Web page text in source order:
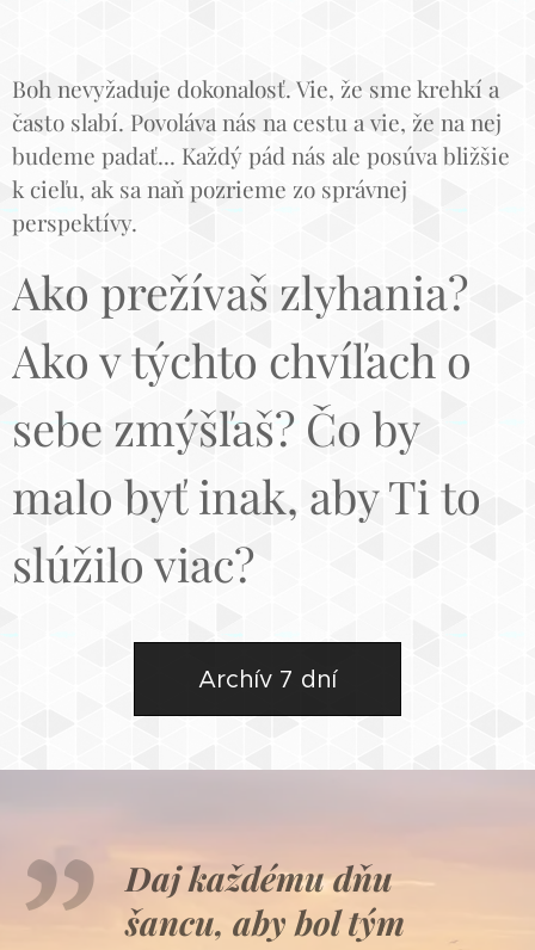
Boh nevyžaduje dokonalosť. Vie, že sme krehkí a
často slabí. Povoláva nás na cestu a vie, že na nej
budeme padať... Každý pád nás ale posúva bližšie
k cieľu, ak sa naň pozrieme zo správnej
perspektívy.
Ako prežívaš zlyhania?
Ako v týchto chvíľach o
sebe zmýšľaš? Čo by
malo byť inak, aby Ti to
slúžilo viac?
Archív 7 dní
Daj každému dňu
šancu, aby bol tým